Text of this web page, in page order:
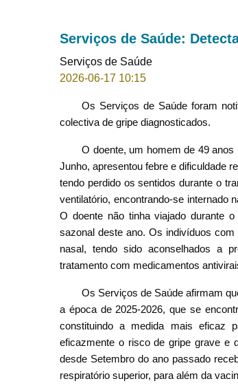
Serviços de Saúde:
Serviços de Saúde
2026-06-17 10:15
Os Serviços de Saúde foram
colectiva de gripe diagnosticados.
O doente, um homem de 49
Junho, apresentou febre e dificuldade
tendo perdido os sentidos durante o
ventilatório, encontrando-se internado
O doente não tinha viajado durante
sazonal deste ano. Os indivíduos
nasal, tendo sido aconselhados a
tratamento com medicamentos
Os Serviços de Saúde afirmam
a época de 2025-2026, que se
constituindo a medida mais eficaz
eficazmente o risco de gripe grave e
desde Setembro do ano passado
respiratório superior, para além da